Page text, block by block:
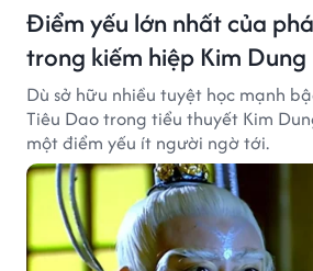
Điểm yếu lớn nhất của
trong kiếm hiệp Kim Dung
Dù sở hữu nhiều tuyệt học mạnh
Tiêu Dao trong tiểu thuyết Kim
một điểm yếu ít người ngờ tới.